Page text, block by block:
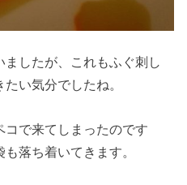
したが、これもふぐ刺し
い気分でしたね。
で来てしまったのです
落ち着いてきます。